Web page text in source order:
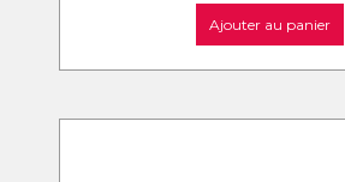
Ajouter au panier